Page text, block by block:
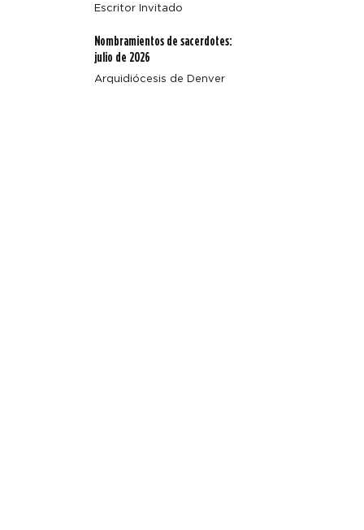
Escritor Invitado
Nombramientos de sacerdotes:
julio de 2026
Arquidiócesis de Denver